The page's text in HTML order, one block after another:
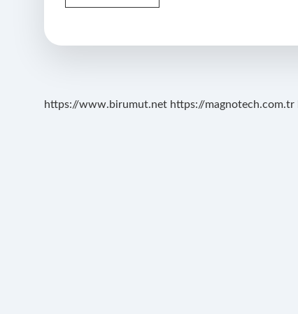
Tuğlanın
Kadar
https://www.birumut.net https://magnotech.com.tr